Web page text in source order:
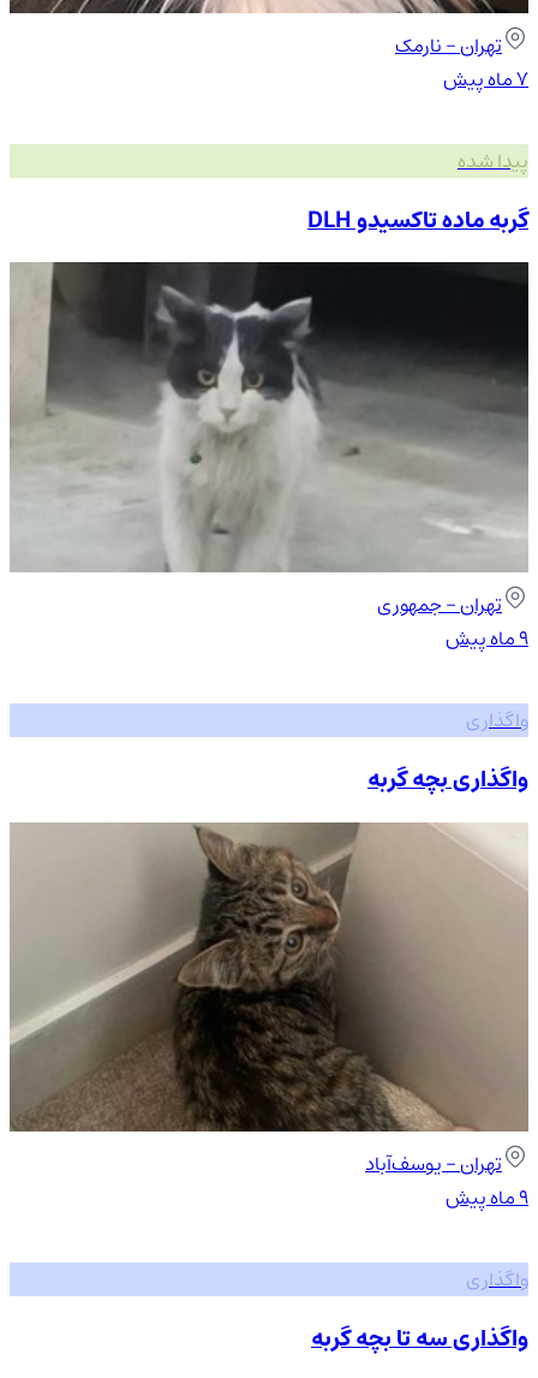
تهران- نارمک
۷ ماه پیش
پیدا شده
گربه ماده تاکسیدو DLH
تهران- جمهوری
۹ ماه پیش
واگذاری
واگذاری بچه گربه
تهران- یوسف‌آباد
۹ ماه پیش
واگذاری
واگذاری سه تا بچه گربه